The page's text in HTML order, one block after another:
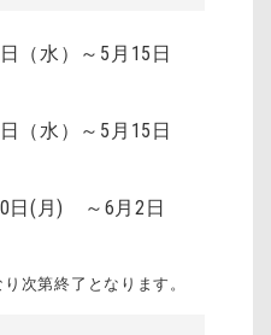
（水）～5月15日
水）～5月15日
日(月) ～6月2日
次第終了となります。